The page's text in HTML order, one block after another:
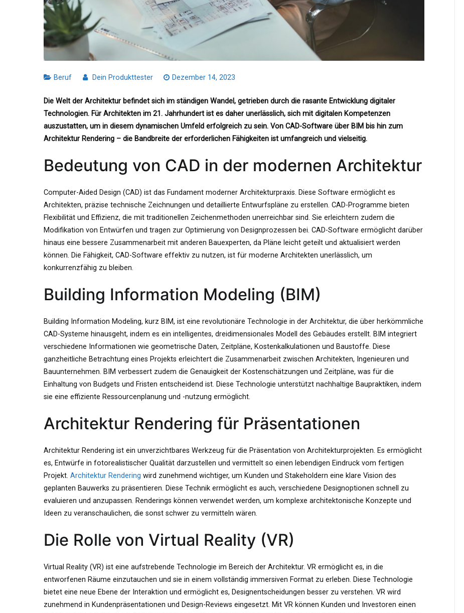
Beruf Dein Produkttester Dezember 14, 2023
Die Welt der Architektur befindet sich im ständigen Wandel, getrieben durch die rasante Entwicklung digitaler
Technologien. Für Architekten im 21. Jahrhundert ist es daher unerlässlich, sich mit digitalen Kompetenzen
auszustatten, um in diesem dynamischen Umfeld erfolgreich zu sein. Von CAD-Software über BIM bis hin zum
Architektur Rendering – die Bandbreite der erforderlichen Fähigkeiten ist umfangreich und vielseitig.
Bedeutung von CAD in der modernen Architektur
Computer-Aided Design (CAD) ist das Fundament moderner Architekturpraxis. Diese Software ermöglicht es
Architekten, präzise technische Zeichnungen und detaillierte Entwurfspläne zu erstellen. CAD-Programme bieten
Flexibilität und Effizienz, die mit traditionellen Zeichenmethoden unerreichbar sind. Sie erleichtern zudem die
Modifikation von Entwürfen und tragen zur Optimierung von Designprozessen bei. CAD-Software ermöglicht darüber
hinaus eine bessere Zusammenarbeit mit anderen Bauexperten, da Pläne leicht geteilt und aktualisiert werden
können. Die Fähigkeit, CAD-Software effektiv zu nutzen, ist für moderne Architekten unerlässlich, um
konkurrenzfähig zu bleiben.
Building Information Modeling (BIM)
Building Information Modeling, kurz BIM, ist eine revolutionäre Technologie in der Architektur, die über herkömmliche
CAD-Systeme hinausgeht, indem es ein intelligentes, dreidimensionales Modell des Gebäudes erstellt. BIM integriert
verschiedene Informationen wie geometrische Daten, Zeitpläne, Kostenkalkulationen und Baustoffe. Diese
ganzheitliche Betrachtung eines Projekts erleichtert die Zusammenarbeit zwischen Architekten, Ingenieuren und
Bauunternehmen. BIM verbessert zudem die Genauigkeit der Kostenschätzungen und Zeitpläne, was für die
Einhaltung von Budgets und Fristen entscheidend ist. Diese Technologie unterstützt nachhaltige Baupraktiken, indem
sie eine effiziente Ressourcenplanung und -nutzung ermöglicht.
Architektur Rendering für Präsentationen
Architektur Rendering ist ein unverzichtbares Werkzeug für die Präsentation von Architekturprojekten. Es ermöglicht
es, Entwürfe in fotorealistischer Qualität darzustellen und vermittelt so einen lebendigen Eindruck vom fertigen
Projekt. Architektur Rendering wird zunehmend wichtiger, um Kunden und Stakeholdern eine klare Vision des
geplanten Bauwerks zu präsentieren. Diese Technik ermöglicht es auch, verschiedene Designoptionen schnell zu
evaluieren und anzupassen. Renderings können verwendet werden, um komplexe architektonische Konzepte und
Ideen zu veranschaulichen, die sonst schwer zu vermitteln wären.
Die Rolle von Virtual Reality (VR)
Virtual Reality (VR) ist eine aufstrebende Technologie im Bereich der Architektur. VR ermöglicht es, in die
entworfenen Räume einzutauchen und sie in einem vollständig immersiven Format zu erleben. Diese Technologie
bietet eine neue Ebene der Interaktion und ermöglicht es, Designentscheidungen besser zu verstehen. VR wird
zunehmend in Kundenpräsentationen und Design-Reviews eingesetzt. Mit VR können Kunden und Investoren einen